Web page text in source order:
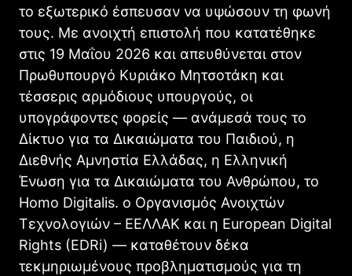
το εξωτερικό έσπευσαν να υψώσουν τη φωνή
τους. Με ανοιχτή επιστολή που κατατέθηκε
στις 19 Μαΐου 2026 και απευθύνεται στον
Πρωθυπουργό Κυριάκο Μητσοτάκη και
τέσσερις αρμόδιους υπουργούς, οι
υπογράφοντες φορείς — ανάμεσά τους το
Δίκτυο για τα Δικαιώματα του Παιδιού, η
Διεθνής Αμνηστία Ελλάδας, η Ελληνική
Ένωση για τα Δικαιώματα του Ανθρώπου, το
Homo Digitalis. o Οργανισμός Ανοιχτών
Τεχνολογιών – ΕΕΛΛΑΚ και η European Digital
Rights (EDRi) — καταθέτουν δέκα
τεκμηριωμένους προβληματισμούς για τη